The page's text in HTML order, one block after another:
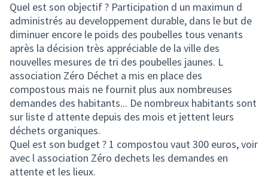
Quel est son objectif ? Participation d un maximun d
administrés au developpement durable, dans le but de
diminuer encore le poids des poubelles tous venants
après la décision très appréciable de la ville des
nouvelles mesures de tri des poubelles jaunes. L
association Zéro Déchet a mis en place des
compostous mais ne fournit plus aux nombreuses
demandes des habitants... De nombreux habitants sont
sur liste d attente depuis des mois et jettent leurs
déchets organiques.
Quel est son budget ? 1 compostou vaut 300 euros, voir
avec l association Zéro dechets les demandes en
attente et les lieux.